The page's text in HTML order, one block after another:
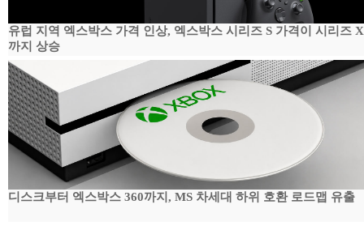
유럽 지역 엑스박스 가격 인상, 엑스박스 시리즈 S 가격이 시리즈
까지 상승
디스크부터 엑스박스 360까지, MS 차세대 하위 호환 로드맵 유출